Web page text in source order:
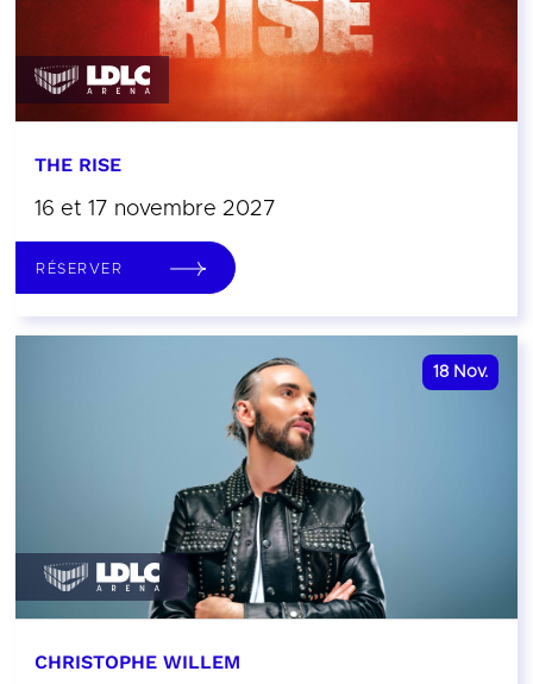
THE RISE
16 et 17 novembre 2027
RÉSERVER
18 Nov.
CHRISTOPHE WILLEM